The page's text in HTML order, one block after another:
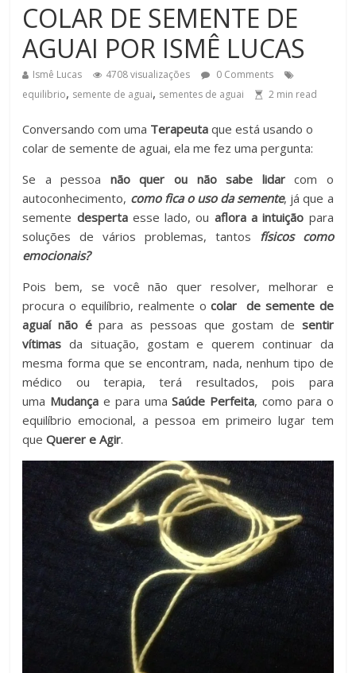
COLAR DE SEMENTE DE
AGUAI POR ISMÊ LUCAS
Ismê Lucas 4708 visualizações
0 Comments
equilibrio, semente de aguai, sementes de aguai 2 min read
Conversando com uma Terapeutaque está usando o
colar de semente de aguai, ela me fez uma pergunta:
Se a pessoa não quer ou não sabe lidarcom o
autoconhecimento, como fica o uso da semente, já que a
semente despertaesse lado, ou aflora a intuição para
soluções de vários problemas, tantos físicos como
emocionais?
Pois bem, se você não quer resolver, melhorar e
procura o equilíbrio, realmente ocolar de semente de
aguaí não épara as pessoas que gostam de sentir
vítimas da situação, gostam e querem continuar da
mesma forma que se encontram, nada, nenhum tipo de
médico ou terapia, terá resultados, pois para
uma Mudança e para umaSaúde Perfeita, como para o
equilíbrio emocional, a pessoa em primeiro lugar tem
queQuerer e Agir.